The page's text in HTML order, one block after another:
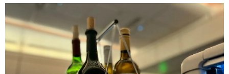
長が解説】2024/06/04
【第5回】 “長期投資をしても必ず儲かる保証はない”…そんな言
葉に惑わされて「短期売買」に走っては絶対にいけないワケ【経
済誌元編集長が助言】2024/05/28